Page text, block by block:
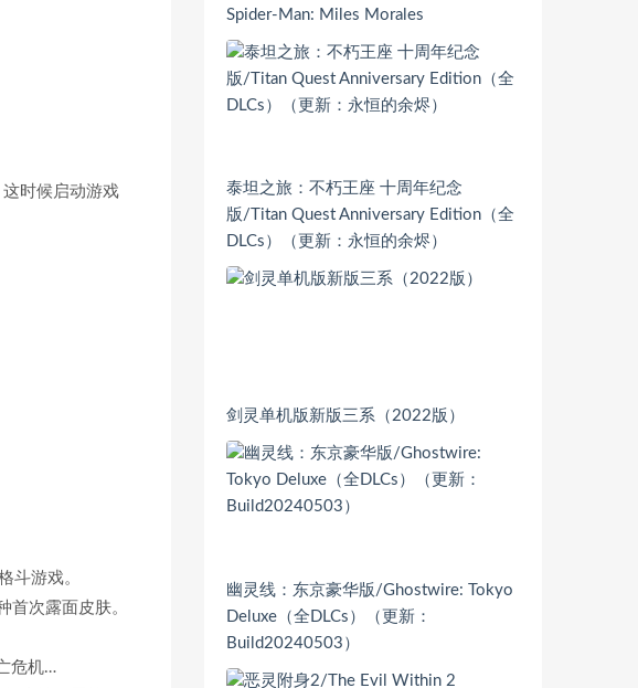
时候启动游戏
斗游戏。
次露面皮肤。
危机…
Spider-Man: Miles Morales
泰坦之旅：不朽王座 十周年纪念
版/Titan Quest Anniversary Edition（全
DLCs）（更新：永恒的余烬）
剑灵单机版新版三系（2022版）
幽灵线：东京豪华版/Ghostwire: Tokyo
Deluxe（全DLCs）（更新：
Build20240503）